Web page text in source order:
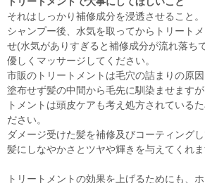
それはしっかり補修成分を浸透させること。
シャンプー後、水気を取ってからトリート
せ(水気がありすぎると補修成分が流れ落ち
優しくマッサージしてください。
市販のトリートメントは毛穴の詰まりの原
塗布せず髪の中間から毛先に馴染ませます
トメントは頭皮ケアも考え処方されている
ださい。
ダメージ受けた髪を補修及びコーティングし
髪にしなやかさとツヤや輝きを与えてくれま
トリートメントの効果を上げるためにも、